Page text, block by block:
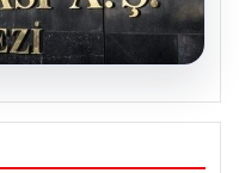
Kararı: Tarih